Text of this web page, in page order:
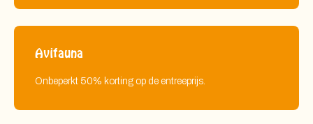
Avifauna
Onbeperkt 50% korting op de entreeprijs.